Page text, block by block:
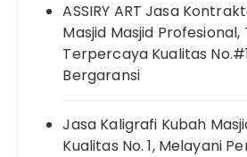
ASSIRY ART Jasa
Masjid Masjid
Terpercaya Kualitas
Bergaransi
Jasa Kaligrafi Kubah
Kualitas No. 1, Melayani